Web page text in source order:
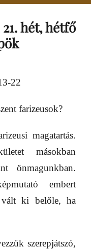
hét, hétfő
22
farizeusok?
magatartás.
másokban
önmagunkban.
embert
vált ki belőle, ha
szerepjátszó,